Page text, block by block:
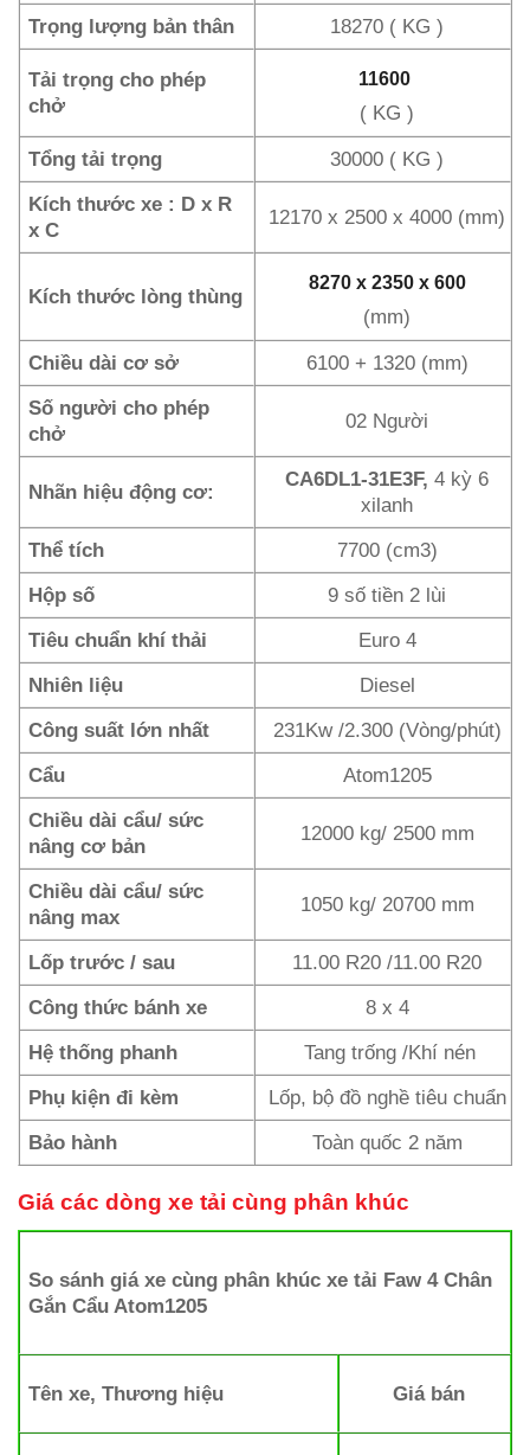
Trọng lượng bản thân
18270 ( KG )
Tải trọng cho phép
chở
11600
( KG )
Tổng tải trọng
30000 ( KG )
Kích thước xe : D x R
x C
12170 x 2500 x 4000 (mm)
Kích thước lòng thùng
8270 x 2350 x 600
(mm)
Chiều dài cơ sở
6100 + 1320 (mm)
Số người cho phép
chở
02 Người
Nhãn hiệu động cơ:
CA6DL1-31E3F,4 kỳ 6
xilanh
Thể tích
7700 (cm3)
Hộp số
9 số tiền 2 lùi
Tiêu chuẩn khí thải
Euro 4
Nhiên liệu
Diesel
Công suất lớn nhất
231Kw /2.300 (Vòng/phút)
Cẩu
Atom1205
Chiều dài cẩu/ sức
nâng cơ bản
12000 kg/ 2500 mm
Chiều dài cẩu/ sức
nâng max
1050 kg/ 20700 mm
Lốp trước / sau
11.00 R20 /11.00 R20
Công thức bánh xe
8 x 4
Hệ thống phanh
Tang trống /Khí nén
Phụ kiện đi kèm
Lốp, bộ đồ nghề tiêu chuẩn
Bảo hành
Toàn quốc 2 năm
Giá các dòng xe tải cùng phân khúc
So sánh giá xe cùng phân khúc xe tải Faw 4 Chân
Gắn Cẩu Atom1205
Tên xe, Thương hiệu Giá bán